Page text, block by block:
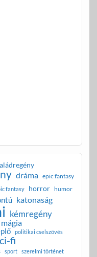
dráma epic fantasy
fantasy horror humor
katonaság
kémregény
mágia
politikai cselszövés
fi
sport szerelmi történet